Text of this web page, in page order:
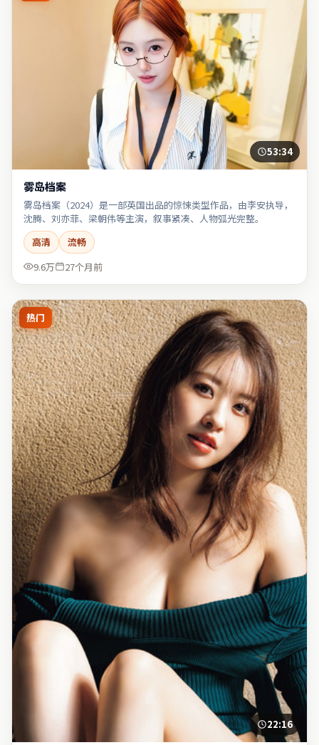
53:34
雾岛档案
雾岛档案（2024）是一部英国出品的惊悚类型作品，由李安执导，
沈腾、刘亦菲、梁朝伟等主演，叙事紧凑、人物弧光完整。
高清
流畅
9.6万
27个月前
热门
22:16